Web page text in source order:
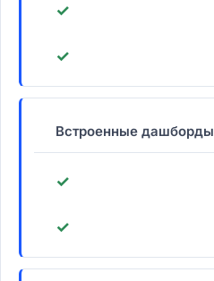
✓
✓
Встроенные дашборды
✓
✓